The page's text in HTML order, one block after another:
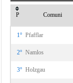
P Comuni
1° Pfafflar
2° Namlos
3° Holzgau